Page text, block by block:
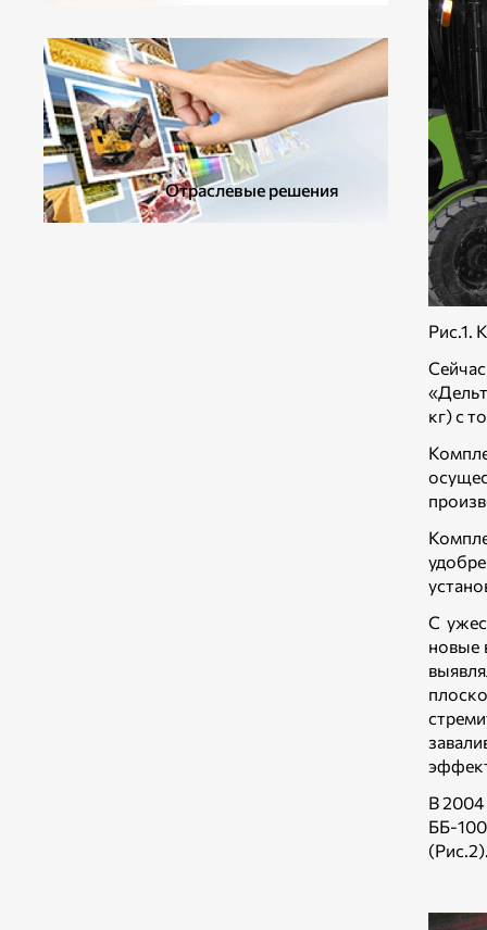
Отраслевые решения
Рис.1.
кг) с
С
новые
В
ББ-
(Рис.2).